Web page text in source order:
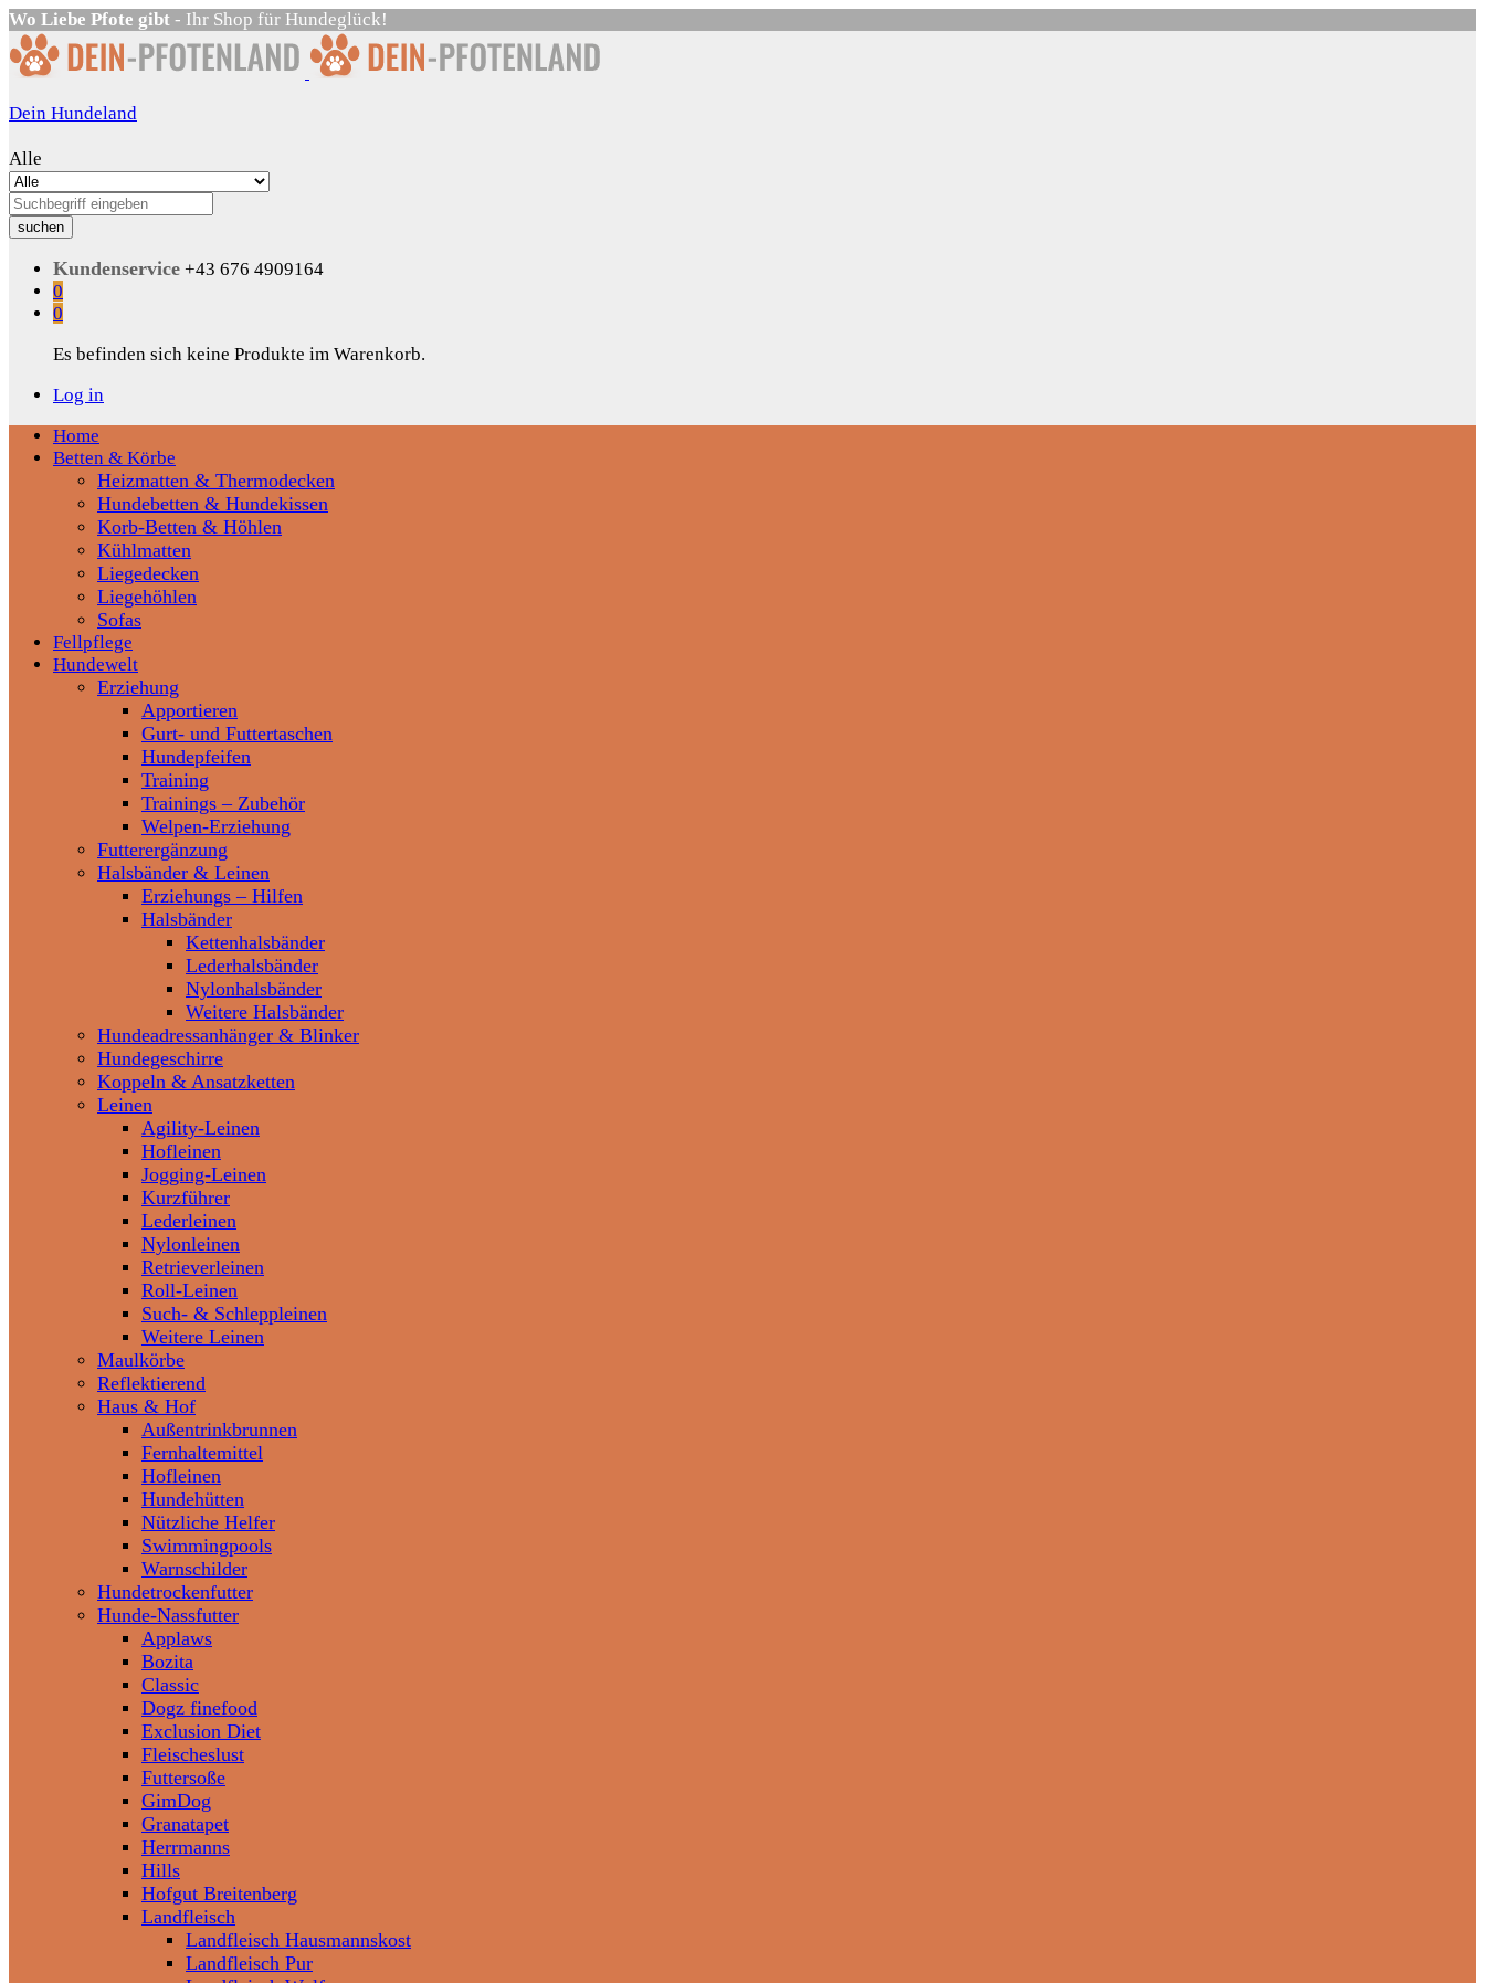
Wo Liebe Pfote gibt - Ihr Shop für Hundeglück!
Dein Hundeland
Alle
suchen
Kundenservice +43 676 4909164
0
0
Es befinden sich keine Produkte im Warenkorb.
Log in
Home
Betten & Körbe
Heizmatten & Thermodecken
Hundebetten & Hundekissen
Korb-Betten & Höhlen
Kühlmatten
Liegedecken
Liegehöhlen
Sofas
Fellpflege
Hundewelt
Erziehung
Apportieren
Gurt- und Futtertaschen
Hundepfeifen
Training
Trainings – Zubehör
Welpen-Erziehung
Futterergänzung
Halsbänder & Leinen
Erziehungs – Hilfen
Halsbänder
Kettenhalsbänder
Lederhalsbänder
Nylonhalsbänder
Weitere Halsbänder
Hundeadressanhänger & Blinker
Hundegeschirre
Koppeln & Ansatzketten
Leinen
Agility-Leinen
Hofleinen
Jogging-Leinen
Kurzführer
Lederleinen
Nylonleinen
Retrieverleinen
Roll-Leinen
Such- & Schleppleinen
Weitere Leinen
Maulkörbe
Reflektierend
Haus & Hof
Außentrinkbrunnen
Fernhaltemittel
Hofleinen
Hundehütten
Nützliche Helfer
Swimmingpools
Warnschilder
Hundetrockenfutter
Hunde-Nassfutter
Applaws
Bozita
Classic
Dogz finefood
Exclusion Diet
Fleischeslust
Futtersoße
GimDog
Granatapet
Herrmanns
Hills
Hofgut Breitenberg
Landfleisch
Landfleisch Hausmannskost
Landfleisch Pur